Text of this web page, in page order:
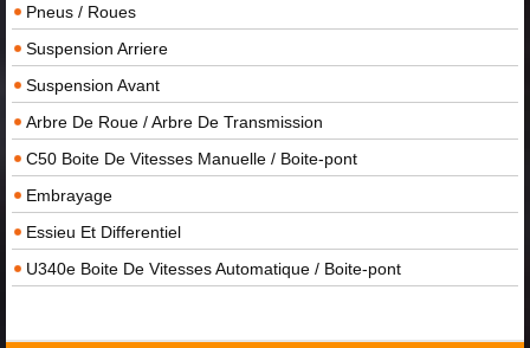
Pneus / Roues
Suspension Arriere
Suspension Avant
Arbre De Roue / Arbre De Transmission
C50 Boite De Vitesses Manuelle / Boite-pont
Embrayage
Essieu Et Differentiel
U340e Boite De Vitesses Automatique / Boite-pont